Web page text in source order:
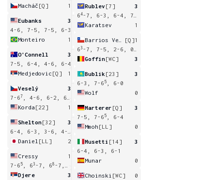
Macháč [Q] 1
Eubanks
3
4-6, 7-5, 7-5, 6-3
Monteiro
1
O'Connell
3
7-5, 6-4, 4-6, 6-4
Medjedovic [Q] 1
Veselý
3
7-67
, 4-6, 6-2, 6-3
Korda [22] 1
Shelton[32]
3
Daniel [LL] 2
Cressy
1
7-6 5 , 63 -7, 68 -7, 6
Djere
3
Rublev [7]
3
64-7, 6-3, 6-4, 7-5
Karatsev
1
[Q]1
63 -7, 7-5, 2-6, 0-6
Goffin[WC] 3
Bublik [23]
3
6-3, 7-6 5
, 6-0
Wolf
0
Marterer [Q]
3
7-5, 7-6 5
, 6-4
Mmoh [LL] 0
Musetti [14]
3
6-4, 6-3, 6-1
Munar
0
Choinski [WC]
0